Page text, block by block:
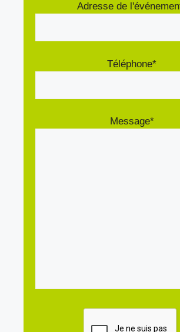
Adresse de
Téléphone*
Message*